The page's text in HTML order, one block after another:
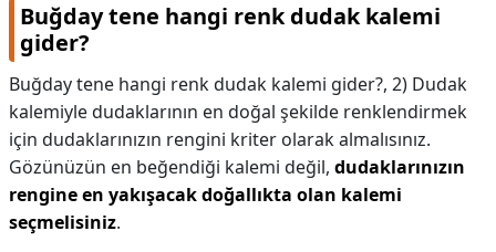
Buğday tene hangi renk dudak kalemi
gider?
Buğday tene hangi renk dudak kalemi gider?, 2) Dudak
kalemiyle dudaklarının en doğal şekilde renklendirmek
için dudaklarınızın rengini kriter olarak almalısınız.
Gözünüzün en beğendiği kalemi değil, dudaklarınızın
rengine en yakışacak doğallıkta olan kalemi
seçmelisiniz.